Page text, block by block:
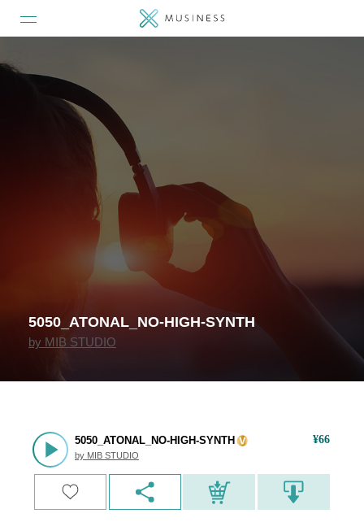
5050_ATONAL_NO-HIGH-SYNTH
by MIB STUDIO
5050_ATONAL_NO-HIGH-SYNTH
by MIB STUDIO
¥66